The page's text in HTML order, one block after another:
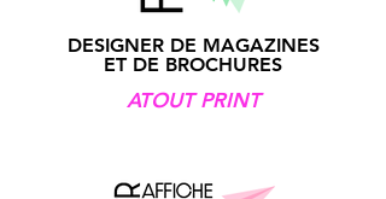
DESIGNER DE MAGAZINES
ET DE BROCHURES
ATOUT PRINT